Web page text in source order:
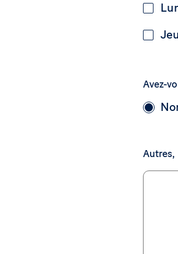
Avez-
Autres,